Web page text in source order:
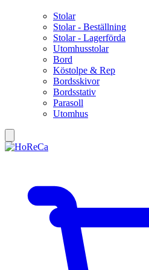
Stolar
Stolar - Beställning
Stolar - Lagerförda
Utomhusstolar
Bord
Köstolpe & Rep
Bordsskivor
Bordsstativ
Parasoll
Utomhus